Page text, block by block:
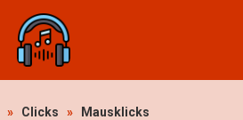
» Clicks » Mausklicks